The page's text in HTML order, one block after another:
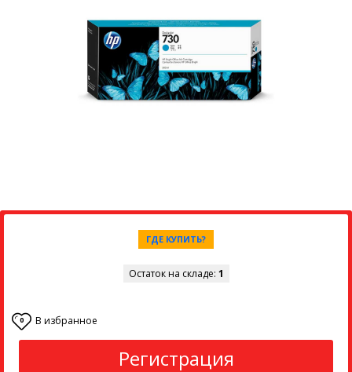
ГДЕ КУПИТЬ?
Остаток на складе: 1
0 В избранное
Регистрация